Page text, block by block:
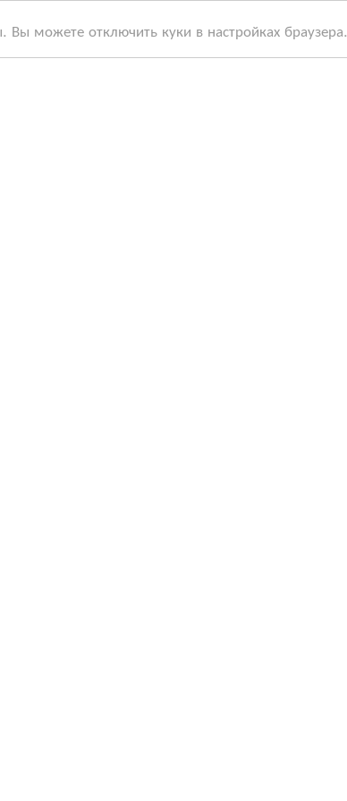
Вы можете отключить куки в настройках браузера.